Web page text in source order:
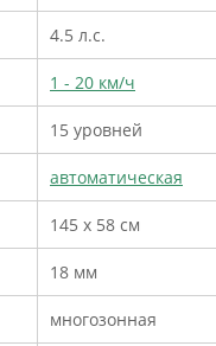
4.5 л.с.
1 - 20 км/ч
15 уровней
автоматическая
145 х 58 см
18 мм
многозонная